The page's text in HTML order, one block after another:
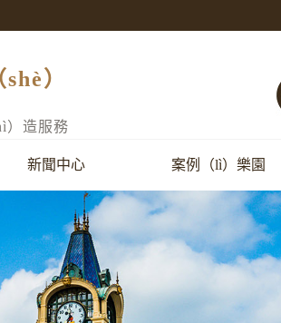
）
）造服務
新聞中心 案例（lì）樂園